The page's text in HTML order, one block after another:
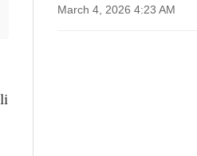
March 4, 2026 4:23 AM